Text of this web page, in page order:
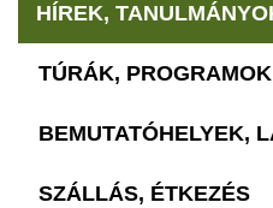
HÍREK,
TÚRÁK, PROGRAMOK
BEMUTATÓHELYEK,
SZÁLLÁS, ÉTKEZÉS